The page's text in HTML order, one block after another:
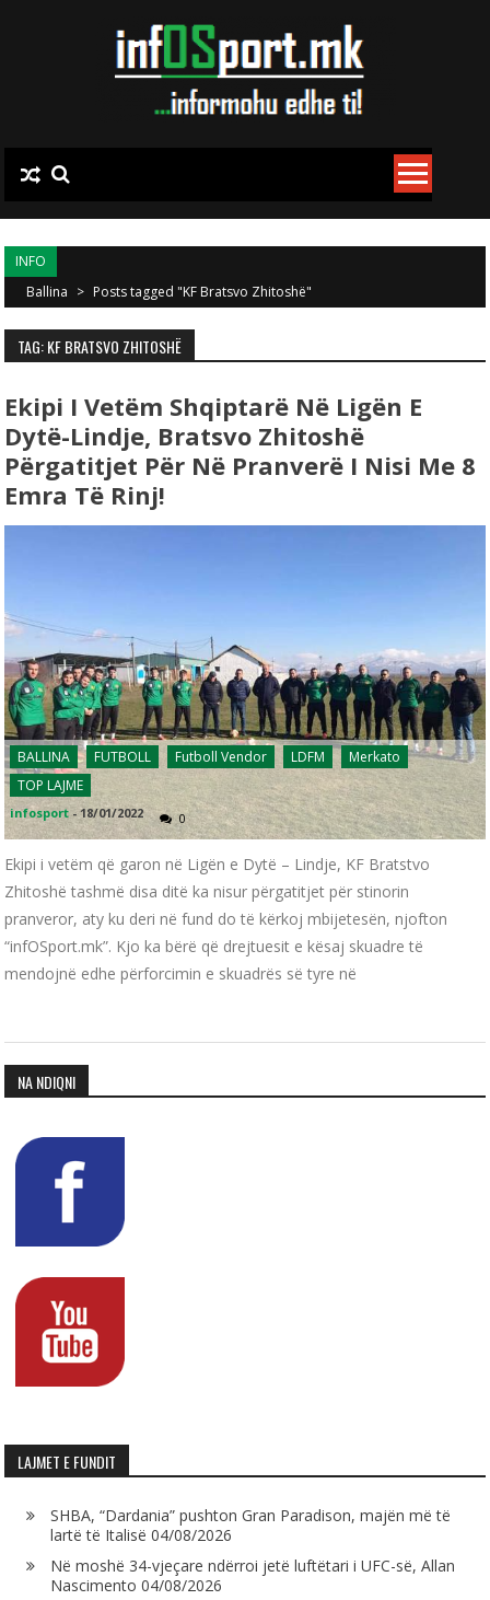
INFO
Ballina > Posts tagged "KF Bratsvo Zhitoshë"
TAG: KF BRATSVO ZHITOSHË
Ekipi I Vetëm Shqiptarë Në Ligën E
Dytë-Lindje, Bratsvo Zhitoshë
Përgatitjet Për Në Pranverë I Nisi Me 8
Emra Të Rinj!
BALLINA FUTBOLL Futboll Vendor LDFM
Merkato
TOP LAJME
infosport -18/01/2022 0
Ekipi i vetëm që garon në Ligën e Dytë – Lindje, KF Bratstvo
Zhitoshë tashmë disa ditë ka nisur përgatitjet për stinorin
pranveror, aty ku deri në fund do të kërkoj mbijetesën, njofton
“infOSport.mk”. Kjo ka bërë që drejtuesit e kësaj skuadre të
mendojnë edhe përforcimin e skuadrës së tyre në
NA NDIQNI
LAJMET E FUNDIT
SHBA, “Dardania” pushton Gran Paradison, majën më të
lartë të Italisë 04/08/2026
Në moshë 34-vjeçare ndërroi jetë luftëtari i UFC-së, Allan
Nascimento 04/08/2026